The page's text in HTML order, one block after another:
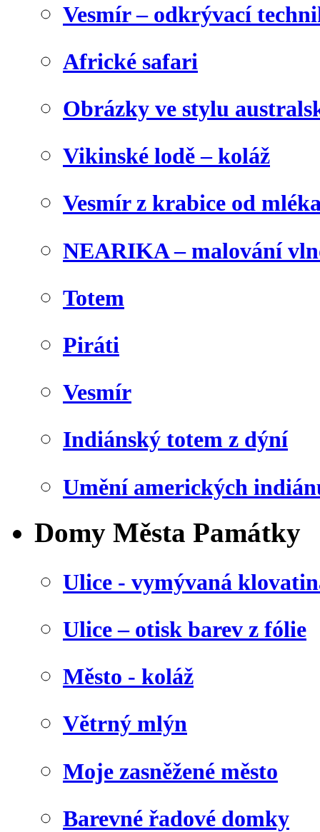
Vesmír – odkrývací
Africké safari
Obrázky ve stylu
Vikinské lodě – koláž
Vesmír z krabice od
NEARIKA – malování
Totem
Piráti
Vesmír
Indiánský totem z dýní
Umění amerických
Domy Města Památky
Ulice - vymývaná
Ulice – otisk barev z fólie
Město - koláž
Větrný mlýn
Moje zasněžené město
Barevné řadové domky